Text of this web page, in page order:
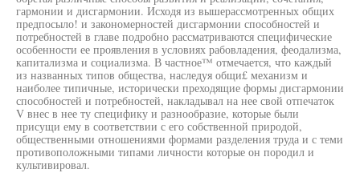
гармонии и дисгармонии. Исходя из вышерассмотренных общих
предпосыло! и закономерностей дисгармонии способностей и
потребностей в главе подробно рассматриваются специфические
особенности ее проявления в условиях рабовладения, феодализма,
капитализма и социализма. В частное™ отмечается, что каждый
из названных типов общества, наследуя общи£ механизм и
наиболее типичные, исторически преходящие формы дисгармонии
способностей и потребностей, накладывал на нее свой отпечаток
V внес в нее ту специфику и разнообразие, которые были
присущи ему в соответствии с его собственной природой,
общественными отношениями формами разделения труда и с теми
противоположными типами личности которые он породил и
культивировал.